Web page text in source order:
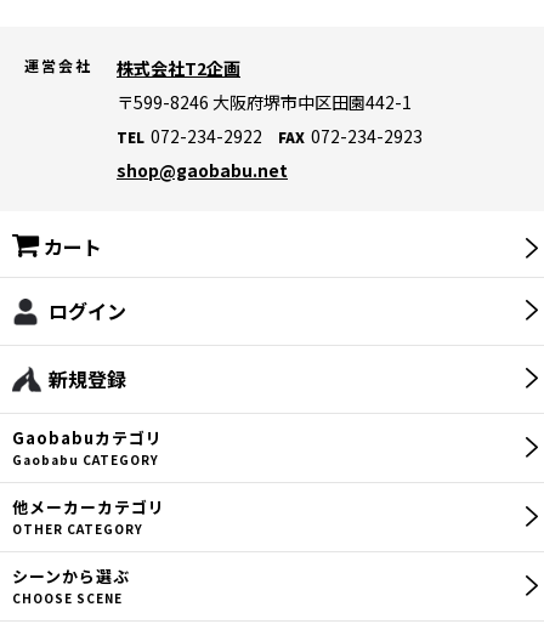
【災害対策】非常用トイレ
【災害対策】生活用品・その他
【災害対策】暑さ対策・冷却グッズ
ロゴス(LOGOS)
【ヤエンロッド】
【ヤエン釣り用品】
【エギ】
【エギングロッド】
運営会社
株式会社T2企画
〒599-8246 大阪府堺市中区田園442-1
TEL 072-234-2922 FAX 072-234-2923
shop@gaobabu.net
新規登録
ログイン
カート
Gaobabuカテゴリ
Gaobabu CATEGORY
他メーカーカテゴリ
OTHER CATEGORY
シーンから選ぶ
CHOOSE SCENE